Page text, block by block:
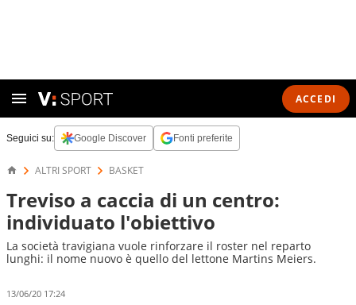
ACCEDI
Seguici su: Google Discover Fonti preferite
ALTRI SPORT BASKET
Treviso a caccia di un centro:
individuato l'obiettivo
La società travigiana vuole rinforzare il roster nel reparto
lunghi: il nome nuovo è quello del lettone Martins Meiers.
13/06/20 17:24